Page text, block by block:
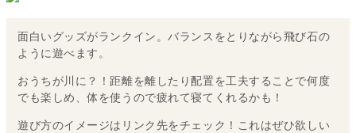
面白いグッズがランクイン。バランスをとりながら飛び石の
ように遊べます。
おうちが川に？！距離を離したり配置を工夫することで何度
でも楽しめ、体を使うので疲れて寝てくれるかも！
遊び方のイメージはリンク先をチェック！これはぜひ欲しい